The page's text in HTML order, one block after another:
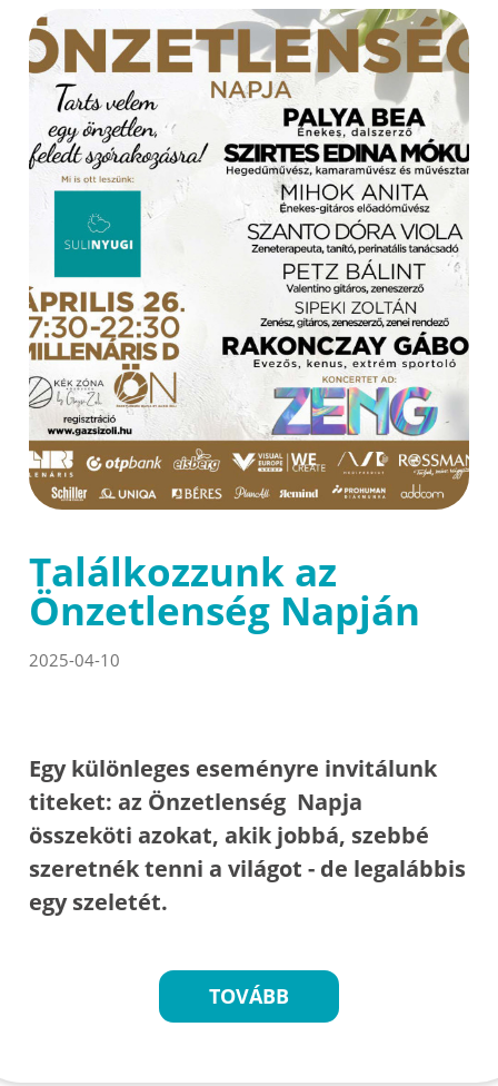
Találkozzunk az
Önzetlenség Napján
2025-04-10
Egy különleges eseményre invitálunk
titeket: az Önzetlenség Napja
összeköti azokat, akik jobbá, szebbé
szeretnék tenni a világot - de legalábbis
egy szeletét.
TOVÁBB